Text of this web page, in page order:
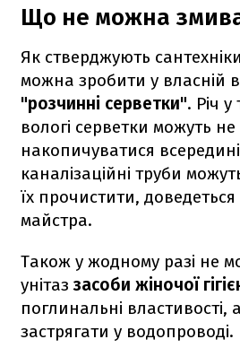
Що не можна
Як стверджують
можна зробити у власній
"розчинні серветки". Річ у
вологі серветки можуть
накопичуватися
каналізаційні труби
їх прочистити,
майстра.
Також у жодному разі не
унітаззасоби жіночої
поглинальні властивості,
застрягати у водопроводі.